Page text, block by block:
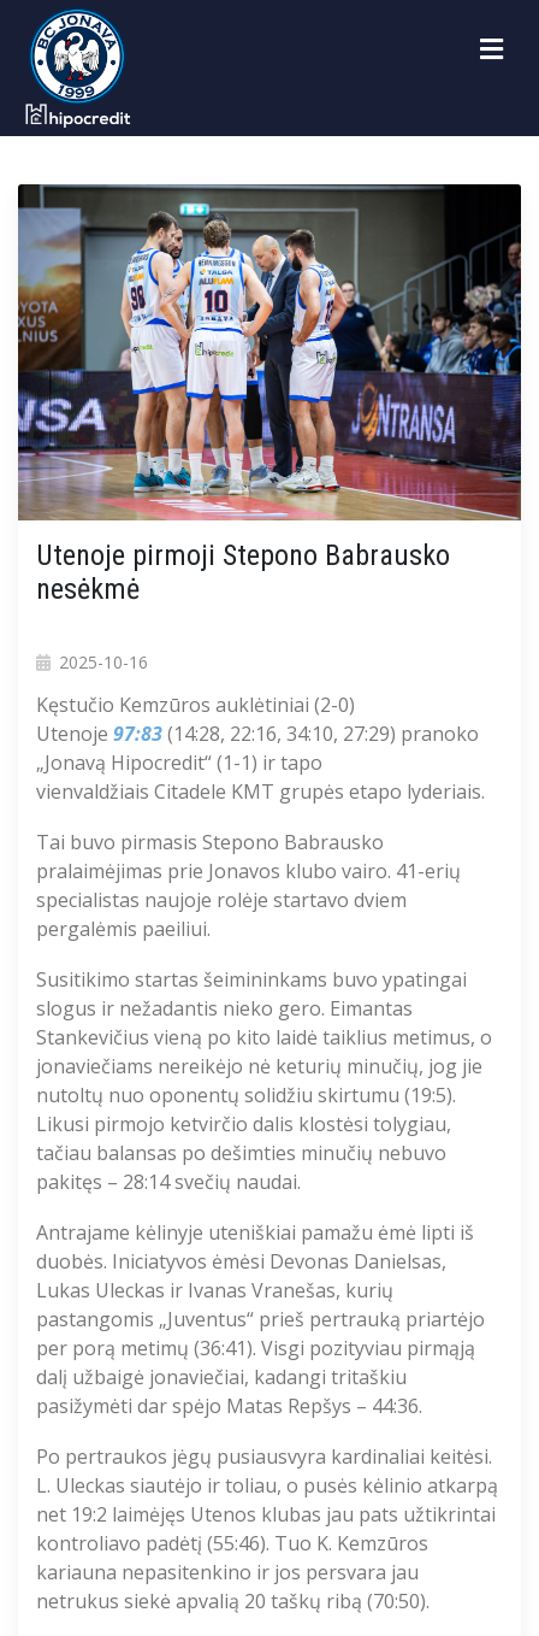
Utenoje pirmoji Stepono Babrausko
nesėkmė
2025-10-16
Kęstučio Kemzūros auklėtiniai (2-0)
Utenoje 97:83(14:28, 22:16, 34:10, 27:29) pranoko
„Jonavą Hipocredit“ (1-1) ir tapo
vienvaldžiais Citadele KMT grupės etapo lyderiais.
Tai buvo pirmasis Stepono Babrausko
pralaimėjimas prie Jonavos klubo vairo. 41-erių
specialistas naujoje rolėje startavo dviem
pergalėmis paeiliui.
Susitikimo startas šeimininkams buvo ypatingai
slogus ir nežadantis nieko gero. Eimantas
Stankevičius vieną po kito laidė taiklius metimus, o
jonaviečiams nereikėjo nė keturių minučių, jog jie
nutoltų nuo oponentų solidžiu skirtumu (19:5).
Likusi pirmojo ketvirčio dalis klostėsi tolygiau,
tačiau balansas po dešimties minučių nebuvo
pakitęs – 28:14 svečių naudai.
Antrajame kėlinyje uteniškiai pamažu ėmė lipti iš
duobės. Iniciatyvos ėmėsi Devonas Danielsas,
Lukas Uleckas ir Ivanas Vranešas, kurių
pastangomis „Juventus“ prieš pertrauką priartėjo
per porą metimų (36:41). Visgi pozityviau pirmąją
dalį užbaigė jonaviečiai, kadangi tritaškiu
pasižymėti dar spėjo Matas Repšys – 44:36.
Po pertraukos jėgų pusiausvyra kardinaliai keitėsi.
L. Uleckas siautėjo ir toliau, o pusės kėlinio atkarpą
net 19:2 laimėjęs Utenos klubas jau pats užtikrintai
kontroliavo padėtį (55:46). Tuo K. Kemzūros
kariauna nepasitenkino ir jos persvara jau
netrukus siekė apvalią 20 taškų ribą (70:50).